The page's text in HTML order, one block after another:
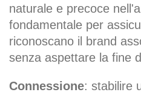
naturale e precoce
fondamentale per
riconoscano il brand
senza aspettare la fine
Connessione: stabilire